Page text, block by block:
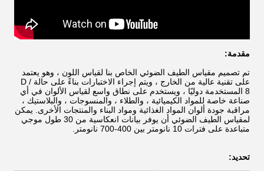
مقدمة:
تم تصميم مقياس الطيف الضوئي الخاص بنا لقياس اللون ، وهو يعتمد
على تقنية عالية من الخارج ، ويتم إجراء الاختبارات بناءً على حالة D /
8 المستخدمة دوليًا ، ويستخدم على نطاق واسع لقياس الألوان في أي
صناعة خاصة للمواد الكيميائية ، والطلاء ، والمنسوجات ، والبلاستيك ،
مراقبة جودة ألوان المواد الغذائية ومواد البناء والمنتجات الأخرى. يمكن
لمقياس الطيف الضوئي أن يوفر بيانات انعكاسية من 30 طول موجي
متباعدة على فترات 10 نانومتر بين 400-700 نانومتر.
تحديد: